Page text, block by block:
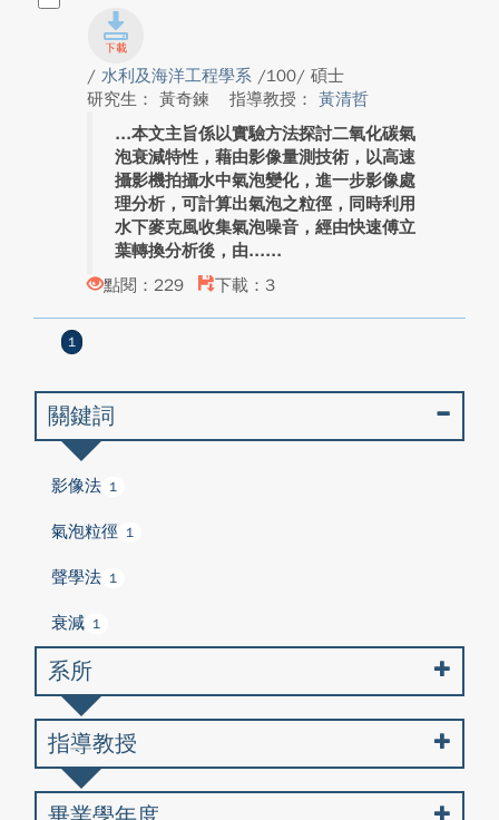
/ 水利及海洋工程學系 /100/ 碩士
研究生： 黃奇鍊
指導教授： 黃清哲
本文主旨係以實驗方法探討二氧化碳氣
泡衰減特性，藉由影像量測技術，以高速
攝影機拍攝水中氣泡變化，進一步影像處
理分析，可計算出氣泡之粒徑，同時利用
水下麥克風收集氣泡噪音，經由快速傅立
葉轉換分析後，由...
點閱：229
下載：3
1
關鍵詞
影像法 1
氣泡粒徑 1
聲學法 1
衰減 1
系所
指導教授